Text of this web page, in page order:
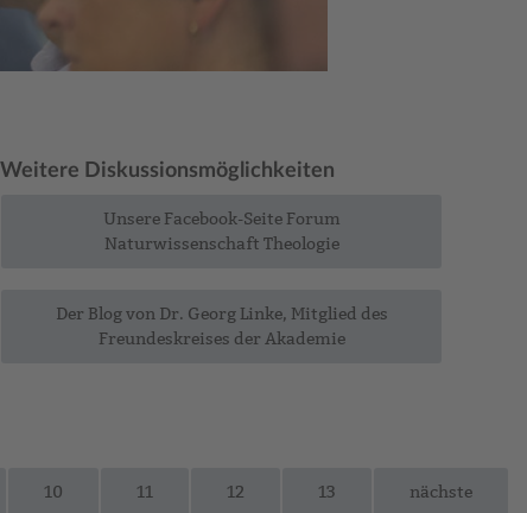
Weitere Diskussionsmöglichkeiten
Unsere Facebook-Seite Forum
Naturwissenschaft Theologie
Der Blog von Dr. Georg Linke, Mitglied des
Freundeskreises der Akademie
10 11 12 13 nächste